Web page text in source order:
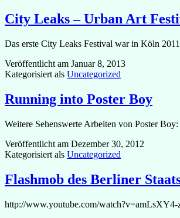
City Leaks – Urban Art
Das erste City Leaks Festival war in Köln
Veröffentlicht am Januar 8, 2013
Kategorisiert als Uncategorized
Running into Poster Boy
Weitere Sehenswerte Arbeiten von Poster Boy:
Veröffentlicht am Dezember 30, 2012
Kategorisiert als Uncategorized
Flashmob des Berliner
http://www.youtube.com/watch?v=amLsXY4-